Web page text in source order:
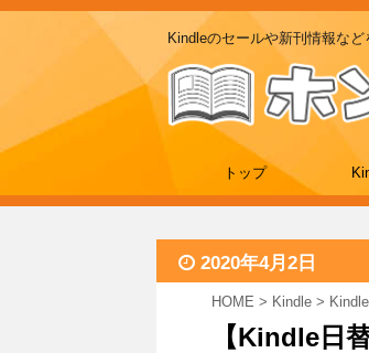
Kindleのセールや新刊情報な
トップ
2020年4月2日
HOME > Kindle >
【Kindle日